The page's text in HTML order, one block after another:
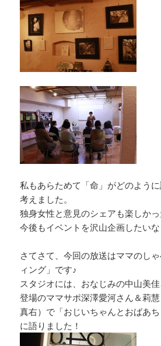
私もあらためて「命」がどのように
考えました。
独身女性と意見のシェアも楽しかっ
今後もイベントを沢山企画したい
さてさて、今回の放送はママのし
ィング」です♪
スタジオには、おなじみの中山美
登場のママサポ深澤愛河さん＆莉
真右）で「おじいちゃんとおばあ
に語りました！